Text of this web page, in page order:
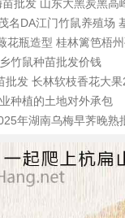
批发 山东大黑炭黑高
名DA江门竹鼠养殖场
花瓶造型 桂林篱笆梧
竹鼠种苗批发价钱
批发 长林软枝香花大
种植的土地对外承包
年湖南乌梅早荠晚熟